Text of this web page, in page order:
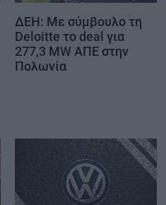
ΔΕΗ: Με σύμβουλο τη
Deloitte το deal για
277,3 MW ΑΠΕ στην
Πολωνία